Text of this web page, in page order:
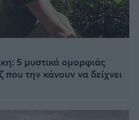
5 μυστικά ομορφιάς
που την κάνουν να δείχνει